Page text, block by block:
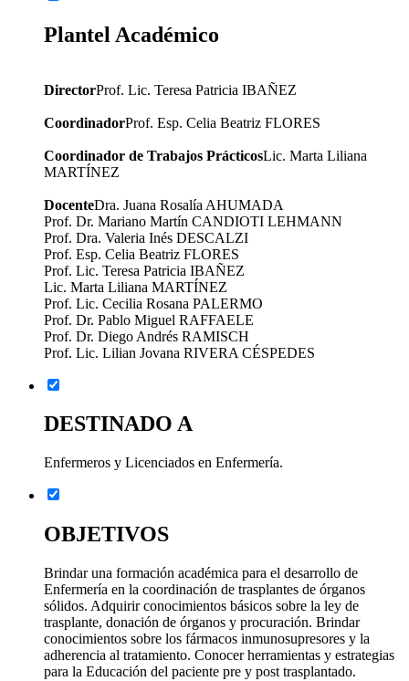
Plantel Académico
DirectorProf. Lic. Teresa Patricia IBAÑEZ
CoordinadorProf. Esp. Celia Beatriz FLORES
Coordinador de Trabajos PrácticosLic. Marta Liliana
MARTÍNEZ
DocenteDra. Juana Rosalía AHUMADA
Prof. Dr. Mariano Martín CANDIOTI LEHMANN
Prof. Dra. Valeria Inés DESCALZI
Prof. Esp. Celia Beatriz FLORES
Prof. Lic. Teresa Patricia IBAÑEZ
Lic. Marta Liliana MARTÍNEZ
Prof. Lic. Cecilia Rosana PALERMO
Prof. Dr. Pablo Miguel RAFFAELE
Prof. Dr. Diego Andrés RAMISCH
Prof. Lic. Lilian Jovana RIVERA CÉSPEDES
DESTINADO A
Enfermeros y Licenciados en Enfermería.
OBJETIVOS
Brindar una formación académica para el desarrollo de
Enfermería en la coordinación de trasplantes de órganos
sólidos. Adquirir conocimientos básicos sobre la ley de
trasplante, donación de órganos y procuración. Brindar
conocimientos sobre los fármacos inmunosupresores y la
adherencia al tratamiento. Conocer herramientas y estrategias
para la Educación del paciente pre y post trasplantado.